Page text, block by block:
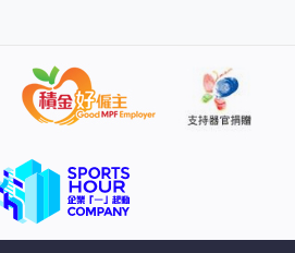
會跟她們對戰，很期待跟她們交
員傷癒歸隊增強實力，香港國際七
在啟德主場館舉行。